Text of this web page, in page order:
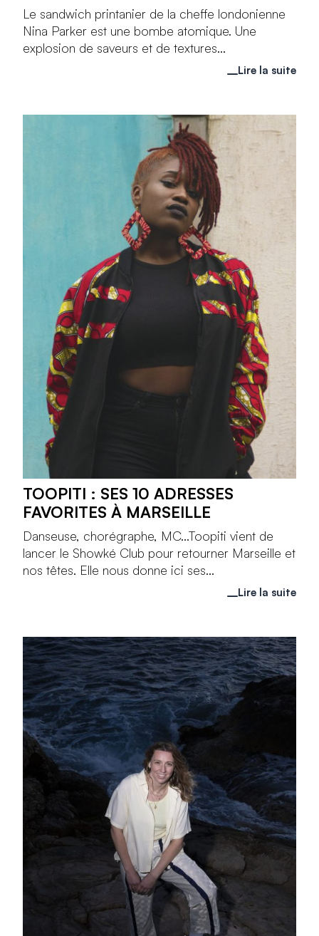
Le sandwich printanier de la cheffe londonienne
Nina Parker est une bombe atomique. Une
explosion de saveurs et de textures...
Lire la suite
TOOPITI : SES 10 ADRESSES
FAVORITES À MARSEILLE
Danseuse, chorégraphe, MC...Toopiti vient de
lancer le Showké Club pour retourner Marseille et
nos têtes. Elle nous donne ici ses...
Lire la suite